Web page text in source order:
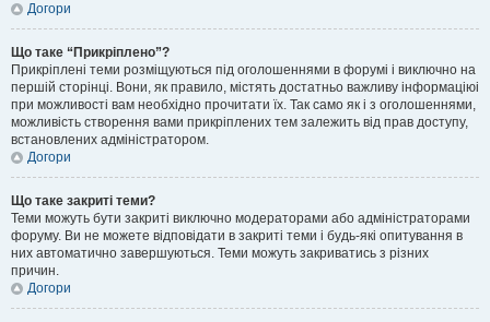
Догори
Що таке “Прикріплено”?
Прикріплені теми розміщуються під оголошеннями в форумі і виключно на
першій сторінці. Вони, як правило, містять достатньо важливу інформаціюі
при можливості вам необхідно прочитати їх. Так само як і з оголошеннями,
можливість створення вами прикріплених тем залежить від прав доступу,
встановлених адміністратором.
Догори
Що таке закриті теми?
Теми можуть бути закриті виключно модераторами або адміністраторами
форуму. Ви не можете відповідати в закриті теми і будь-які опитування в
них автоматично завершуються. Теми можуть закриватись з різних
причин.
Догори